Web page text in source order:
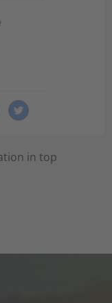
in top